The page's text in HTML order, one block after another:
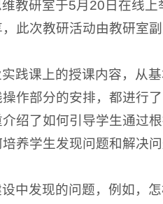
教研室于5月20日在线上
此次教研活动由教研室
践课上的授课内容，从基
作部分的安排，都进行
绍了如何引导学生通过
养学生发现问题和解决
中发现的问题，例如，